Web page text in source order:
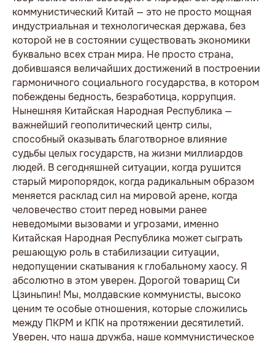
коммунистический Китай — это не просто мощная
индустриальная и технологическая держава, без
которой не в состоянии существовать экономики
буквально всех стран мира. Не просто страна,
добившаяся величайших достижений в построении
гармоничного социального государства, в котором
побеждены бедность, безработица, коррупция.
Нынешняя Китайская Народная Республика —
важнейший геополитический центр силы,
способный оказывать благотворное влияние
судьбы целых государств, на жизни миллиардов
людей. В сегодняшней ситуации, когда рушится
старый миропорядок, когда радикальным образом
меняется расклад сил на мировой арене, когда
человечество стоит перед новыми ранее
неведомыми вызовами и угрозами, именно
Китайская Народная Республика может сыграть
решающую роль в стабилизации ситуации,
недопущении скатывания к глобальному хаосу. Я
абсолютно в этом уверен. Дорогой товарищ Си
Цзиньпин! Мы, молдавские коммунисты, высоко
ценим те особые отношения, которые сложились
между ПКРМ и КПК на протяжении десятилетий.
Уверен, что наша дружба, наше коммунистическое